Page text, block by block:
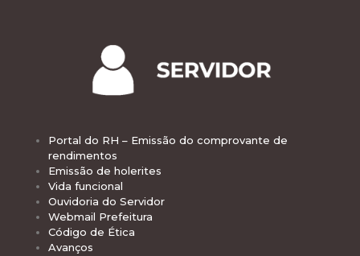
Portal do RH – Emissão do comprovante de
rendimentos
Emissão de holerites
Vida funcional
Ouvidoria do Servidor
Webmail Prefeitura
Código de Ética
Avanços